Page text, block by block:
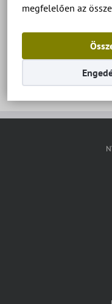
megfelelően az
Diófa apartman